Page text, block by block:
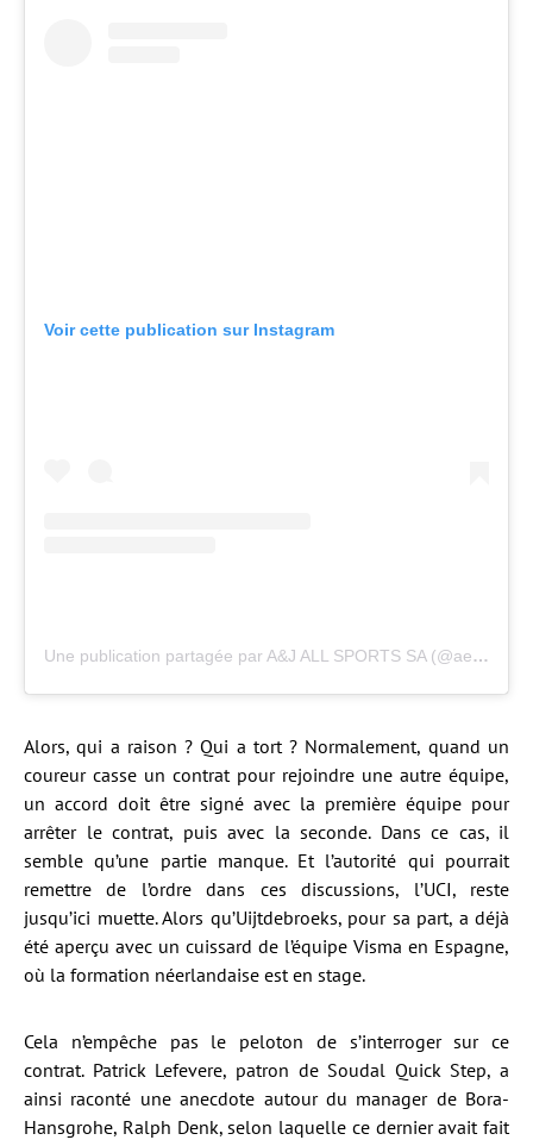
Voir cette publication sur Instagram
Une publication partagée par A&J ALL SPORTS SA (@aej_allsports)
Alors, qui a raison ? Qui a tort ? Normalement, quand un
coureur casse un contrat pour rejoindre une autre équipe,
un accord doit être signé avec la première équipe pour
arrêter le contrat, puis avec la seconde. Dans ce cas, il
semble qu’une partie manque. Et l’autorité qui pourrait
remettre de l’ordre dans ces discussions, l’UCI, reste
jusqu’ici muette. Alors qu’Uijtdebroeks, pour sa part, a déjà
été aperçu avec un cuissard de l’équipe Visma en Espagne,
où la formation néerlandaise est en stage.
Cela n’empêche pas le peloton de s’interroger sur ce
contrat. Patrick Lefevere, patron de Soudal Quick Step, a
ainsi raconté une anecdote autour du manager de Bora-
Hansgrohe, Ralph Denk, selon laquelle ce dernier avait fait